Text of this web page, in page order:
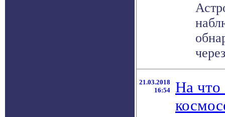
21.03.2018
16:54
На что